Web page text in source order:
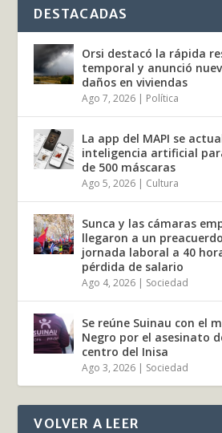
DESTACADAS
Orsi destacó la rápida
temporal y anunció
daños en viviendas
Ago 7, 2026 Política
La app del MAPI se
inteligencia artificial
de 500 máscaras
Ago 5, 2026 Cultura
Sunca y las cámaras
llegaron a un
jornada laboral a 40
pérdida de salario
Ago 4, 2026 Sociedad
Se reúne Suinau con el
Negro por el asesinato
centro del Inisa
Ago 3, 2026 Sociedad
VOLVER A LEER